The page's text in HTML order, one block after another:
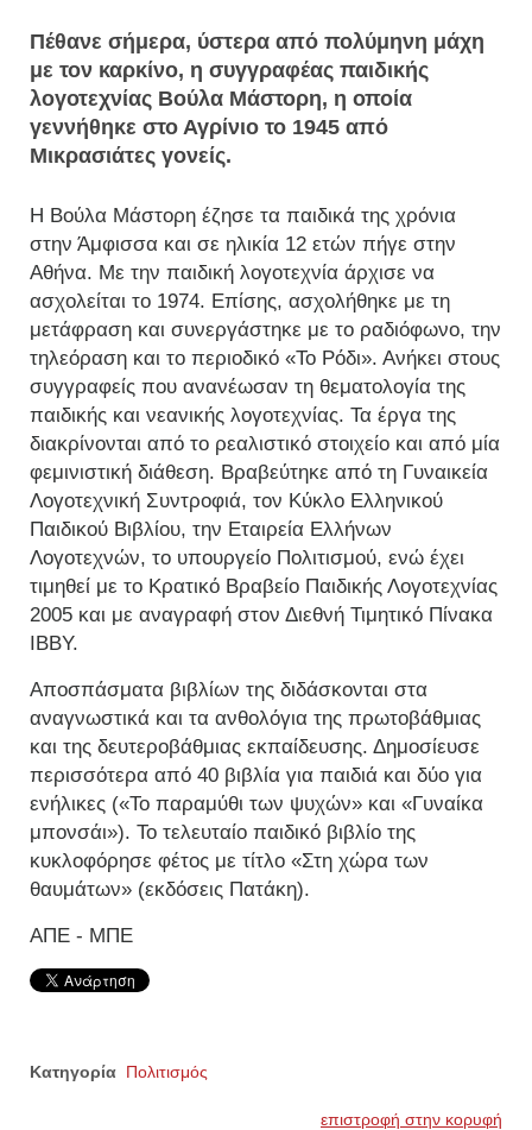
Πέθανε σήμερα, ύστερα από πολύμηνη μάχη
με τον καρκίνο, η συγγραφέας παιδικής
λογοτεχνίας Βούλα Μάστορη, η οποία
γεννήθηκε στο Αγρίνιο το 1945 από
Μικρασιάτες γονείς.
Η Βούλα Μάστορη έζησε τα παιδικά της χρόνια
στην Άμφισσα και σε ηλικία 12 ετών πήγε στην
Αθήνα. Με την παιδική λογοτεχνία άρχισε να
ασχολείται το 1974. Επίσης, ασχολήθηκε με τη
μετάφραση και συνεργάστηκε με το ραδιόφωνο, την
τηλεόραση και το περιοδικό «Το Ρόδι». Ανήκει στους
συγγραφείς που ανανέωσαν τη θεματολογία της
παιδικής και νεανικής λογοτεχνίας. Τα έργα της
διακρίνονται από το ρεαλιστικό στοιχείο και από μία
φεμινιστική διάθεση. Βραβεύτηκε από τη Γυναικεία
Λογοτεχνική Συντροφιά, τον Κύκλο Ελληνικού
Παιδικού Βιβλίου, την Εταιρεία Ελλήνων
Λογοτεχνών, το υπουργείο Πολιτισμού, ενώ έχει
τιμηθεί με το Κρατικό Βραβείο Παιδικής Λογοτεχνίας
2005 και με αναγραφή στον Διεθνή Τιμητικό Πίνακα
IBBY.
Αποσπάσματα βιβλίων της διδάσκονται στα
αναγνωστικά και τα ανθολόγια της πρωτοβάθμιας
και της δευτεροβάθμιας εκπαίδευσης. Δημοσίευσε
περισσότερα από 40 βιβλία για παιδιά και δύο για
ενήλικες («Το παραμύθι των ψυχών» και «Γυναίκα
μπονσάι»). Το τελευταίο παιδικό βιβλίο της
κυκλοφόρησε φέτος με τίτλο «Στη χώρα των
θαυμάτων» (εκδόσεις Πατάκη).
ΑΠΕ - ΜΠΕ
Κατηγορία Πολιτισμός
επιστροφή στην κορυφή